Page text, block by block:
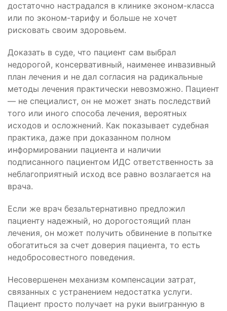
достаточно настрадался в клинике эконом-класса
или по эконом-тарифу и больше не хочет
рисковать своим здоровьем.
Доказать в суде, что пациент сам выбрал
недорогой, консервативный, наименее инвазивный
план лечения и не дал согласия на радикальные
методы лечения практически невозможно. Пациент
— не специалист, он не может знать последствий
того или иного способа лечения, вероятных
исходов и осложнений. Как показывает судебная
практика, даже при доказанном полном
информировании пациента и наличии
подписанного пациентом ИДС ответственность за
неблагоприятный исход все равно возлагается на
врача.
Если же врач безальтернативно предложил
пациенту надежный, но дорогостоящий план
лечения, он может получить обвинение в попытке
обогатиться за счет доверия пациента, то есть
недобросовестного поведения.
Несовершенен механизм компенсации затрат,
связанных с устранением недостатка услуги.
Пациент просто получает на руки выигранную в